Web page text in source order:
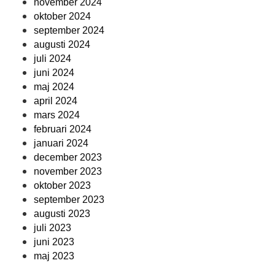
november 2024
oktober 2024
september 2024
augusti 2024
juli 2024
juni 2024
maj 2024
april 2024
mars 2024
februari 2024
januari 2024
december 2023
november 2023
oktober 2023
september 2023
augusti 2023
juli 2023
juni 2023
maj 2023